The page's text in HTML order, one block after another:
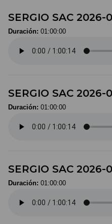
SERGIO SAC 2026-
Duración: 01:00:00
SERGIO SAC 2026-
Duración: 01:00:00
SERGIO SAC 2026-
Duración: 01:00:00